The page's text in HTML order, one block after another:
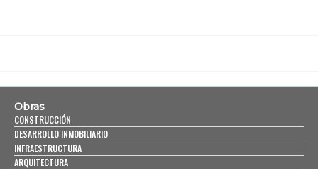
Obras
CONSTRUCCIÓN
DESARROLLO INMOBILIARIO
INFRAESTRUCTURA
ARQUITECTURA